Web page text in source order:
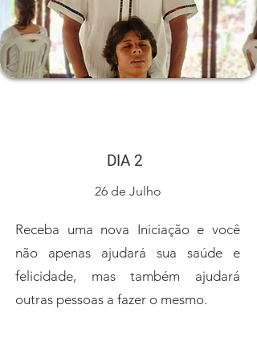
DIA 2
26 de Julho
Receba uma nova Iniciação e você
não apenas ajudará sua saúde e
felicidade, mas também ajudará
outras pessoas a fazer o mesmo.